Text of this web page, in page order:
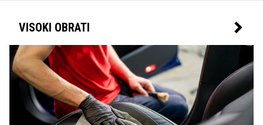
VISOKI OBRATI